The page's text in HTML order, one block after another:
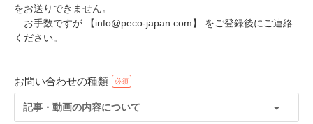
をお送りできません。
お手数ですが 【info@peco-japan.com】 をご登録後にご連絡
ください。
お問い合わせの種類
記事・動画の内容について